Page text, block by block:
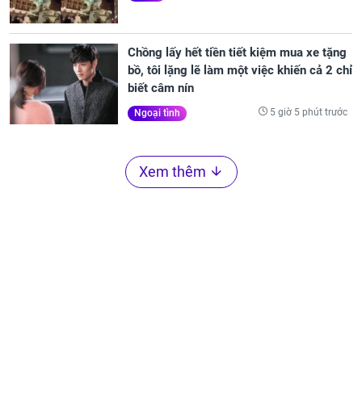
Chồng lấy hết tiền tiết kiệm mua xe tặng
bồ, tôi lặng lẽ làm một việc khiến cả 2 chỉ
biết câm nín
Ngoại tình 5 giờ 5 phút trước
Xem thêm